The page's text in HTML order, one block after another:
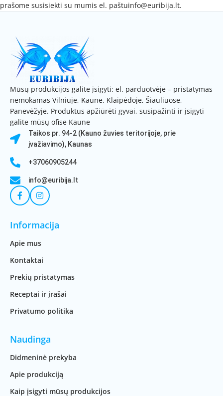
prašome susisiekti su mumis el. paštuinfo@euribija.lt.
Mūsų produkcijos galite įsigyti: el. parduotvėje – pristatymas
nemokamas Vilniuje, Kaune, Klaipėdoje, Šiauliuose,
Panevėžyje. Produktus apžiūrėti gyvai, susipažinti ir įsigyti
galite mūsų ofise Kaune
Taikos pr. 94-2 (Kauno žuvies teritorijoje, prie
įvažiavimo), Kaunas
+37060905244
info@euribija.lt
Informacija
Apie mus
Kontaktai
Prekių pristatymas
Receptai ir įrašai
Privatumo politika
Naudinga
Didmeninė prekyba
Apie produkciją
Kaip įsigyti mūsų produkcijos